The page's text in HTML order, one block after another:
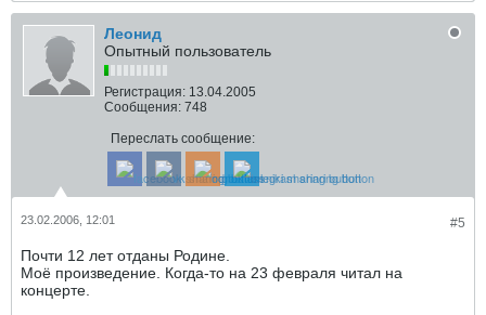
Леонид
Опытный пользователь
Регистрация: 13.04.2005
Сообщения: 748
Переслать сообщение:
#5
23.02.2006, 12:01
Почти 12 лет отданы Родине.
Моё произведение. Когда-то на 23 февраля читал на
концерте.